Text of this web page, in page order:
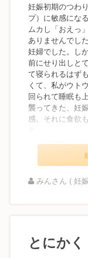
妊娠初期のつわ
プ）に敏感にな
ムカし「おえっ
ありませんでし
妊婦でした。し
前にせり出しと
て寝られるはず
くて、私がウト
回られて睡眠も
襲ってきた、妊
感。それに食欲
みんさん ( 妊
とにか